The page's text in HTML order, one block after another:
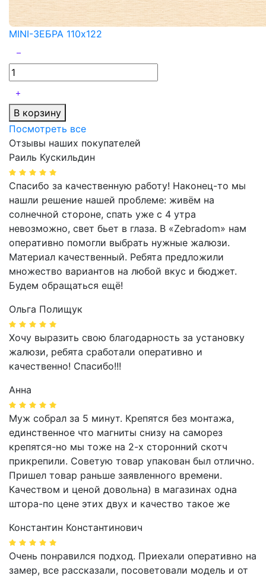
MINI-ЗЕБРА 110x122
В корзину
Посмотреть все
Отзывы наших покупателей
Раиль Кускильдин
Спасибо за качественную работу! Наконец-то мы
нашли решение нашей проблеме: живём на
солнечной стороне, спать уже с 4 утра
невозможно, свет бьет в глаза. В «Zebradom» нам
оперативно помогли выбрать нужные жалюзи.
Материал качественный. Ребята предложили
множество вариантов на любой вкус и бюджет.
Будем обращаться ещё!
Ольга Полищук
Хочу выразить свою благодарность за установку
жалюзи, ребята сработали оперативно и
качественно! Спасибо!!!
Анна
Муж собрал за 5 минут. Крепятся без монтажа,
единственное что магниты снизу на саморез
крепятся-но мы тоже на 2-х сторонний скотч
прикрепили. Советую товар упакован был отлично.
Пришел товар раньше заявленного времени.
Качеством и ценой довольна) в магазинах одна
штора-по цене этих двух и качество такое же
Константин Константинович
Очень понравился подход. Приехали оперативно на
замер, все рассказали, посоветовали модель и от